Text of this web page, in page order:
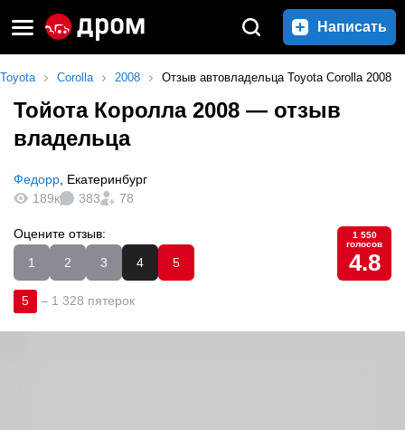
Написать
Toyota Corolla 2008 Отзыв автовладельца Toyota Corolla 2008
Тойота Королла 2008 — отзыв
владельца
Федорр Екатеринбург
189к
383 78
Оцените отзыв:
1
2 3 4 5
1 550
голосов
4.8
5 – 1 328 пятерок